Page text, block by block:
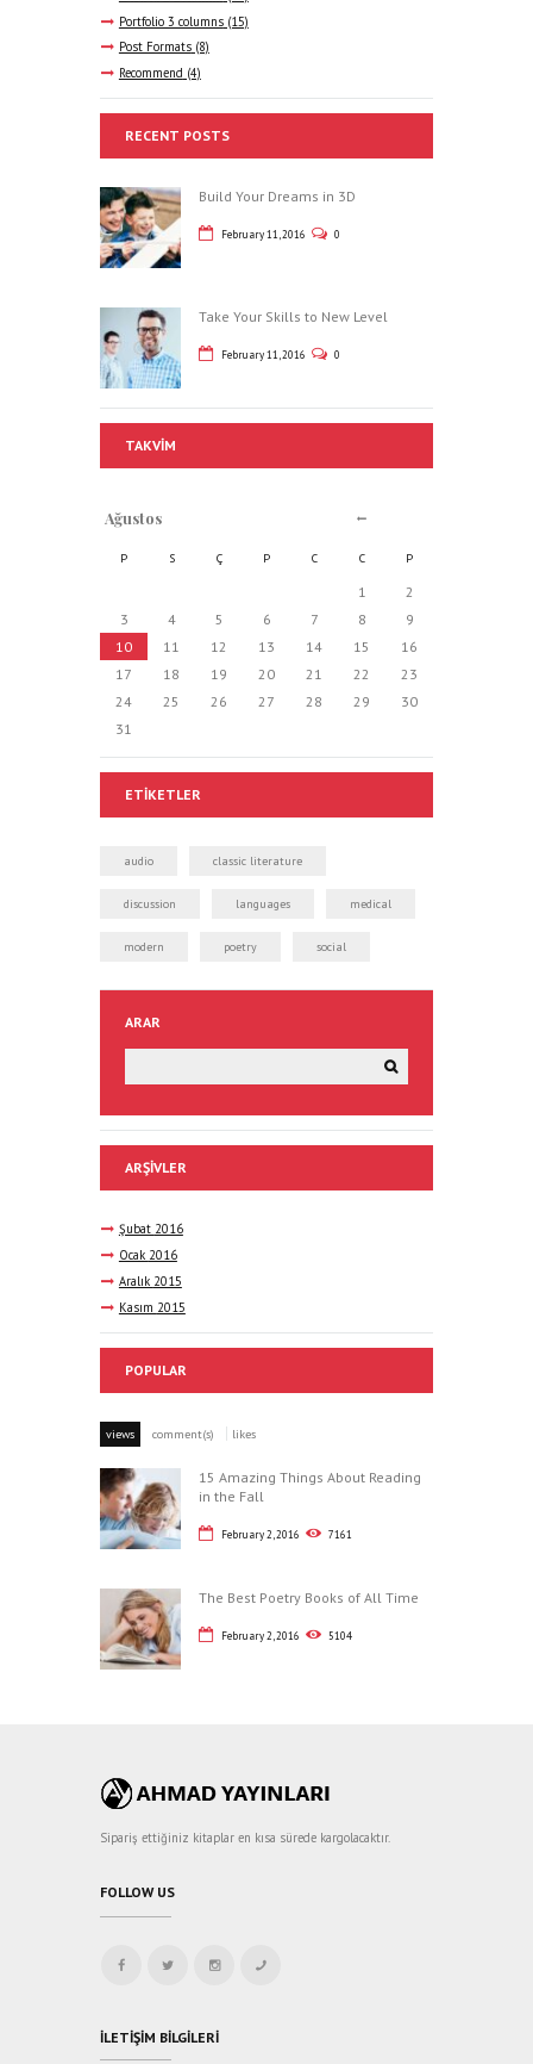
Portfolio 3 columns(15)
Post Formats(8)
Recommend (4)
RECENT POSTS
Build Your Dreams in 3D
February 11, 2016 0
Take Your Skills to New Level
February 11, 2016 0
TAKVIM
Ağustos
P S Ç P C C P
1
2
3
4 5 6 7 8
9
10
11 12 13 14 15
16
17
18 19 20 21 22
23
24
25 26 27 28 29
30
31
ETIKETLER
audio classic literature
discussion languages medical
modern poetry social
ARAR
ARŞIVLER
Şubat 2016
Ocak 2016
Aralık 2015
Kasım 2015
POPULAR
views comment(s) likes
15 Amazing Things About Reading
in the Fall
February 2, 2016 7161
The Best Poetry Books of All Time
February 2, 2016 5104
Sipariş ettiğiniz kitaplar en kısa sürede kargolacaktır.
FOLLOW US
İLETIŞIM BILGILERI